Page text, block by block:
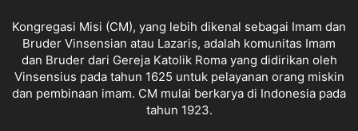
Kongregasi Misi (CM), yang lebih dikenal sebagai Imam dan
Bruder Vinsensian atau Lazaris, adalah komunitas Imam
dan Bruder dari Gereja Katolik Roma yang didirikan oleh
Vinsensius pada tahun 1625 untuk pelayanan orang miskin
dan pembinaan imam. CM mulai berkarya di Indonesia pada
tahun 1923.